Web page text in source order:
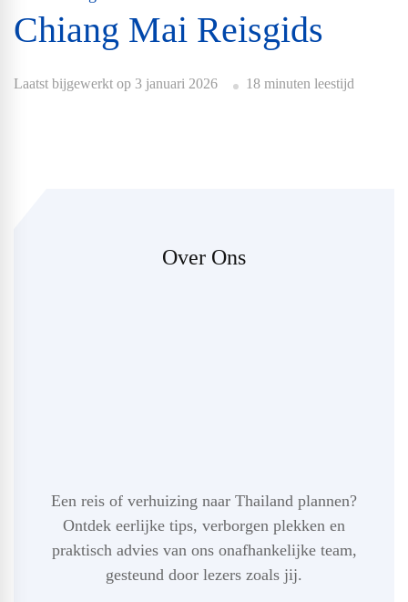
Chiang Mai Reisgids
Laatst bijgewerkt op 3 januari 2026 18 minuten leestijd
Over Ons
Een reis of verhuizing naar Thailand plannen?
Ontdek eerlijke tips, verborgen plekken en
praktisch advies van ons onafhankelijke team,
gesteund door lezers zoals jij.